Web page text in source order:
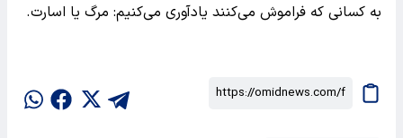
به کسانی که فراموش می‌کنند یادآوری می‌کنیم: مرگ یا اسارت.